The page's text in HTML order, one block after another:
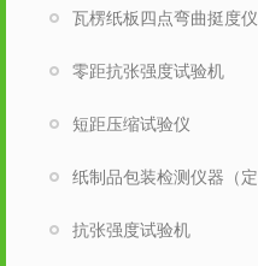
瓦楞纸板四点弯曲挺度仪
零距抗张强度试验机
短距压缩试验仪
抗张强度试验机